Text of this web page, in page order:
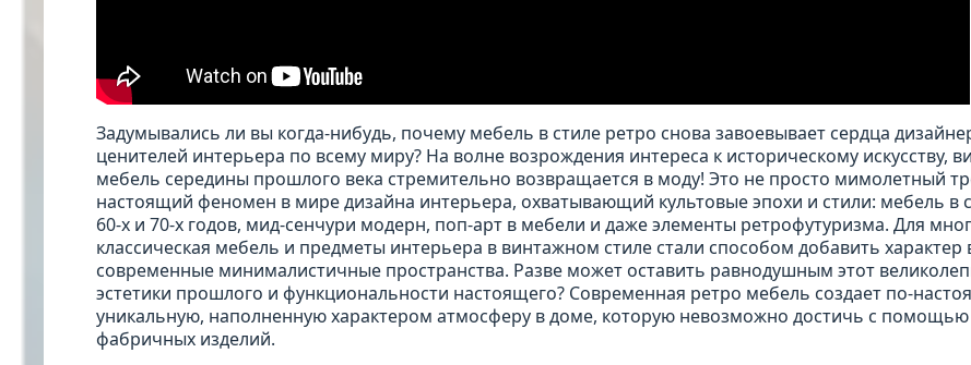
Задумывались ли вы когда-нибудь, почему мебель в стиле ретро снова завоевывает сердца
ценителей интерьера по всему миру? На волне возрождения интереса к историческому искусству,
мебель середины прошлого века стремительно возвращается в моду! Это не просто мимолетный
настоящий феномен в мире дизайна интерьера, охватывающий культовые эпохи и стили: мебель в
60-х и 70-х годов, мид-сенчури модерн, поп-арт в мебели и даже элементы ретрофутуризма. Для
классическая мебель и предметы интерьера в винтажном стиле стали способом добавить характер
современные минималистичные пространства. Разве может оставить равнодушным этот
эстетики прошлого и функциональности настоящего? Современная ретро мебель создает по-
уникальную, наполненную характером атмосферу в доме, которую невозможно достичь с
фабричных изделий.